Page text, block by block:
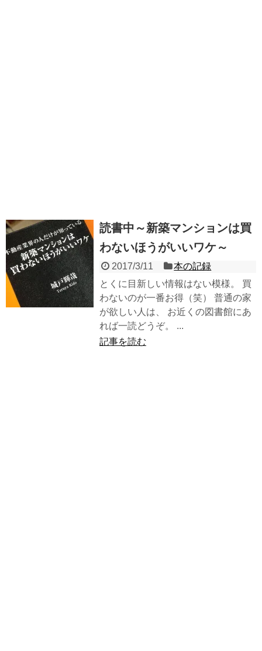
読書中～新築マンションは買
わないほうがいいワケ～
2017/3/11
本の記録
とくに目新しい情報はない模様。 買
わないのが一番お得（笑） 普通の家
が欲しい人は、 お近くの図書館にあ
れば一読どうぞ。 ...
記事を読む